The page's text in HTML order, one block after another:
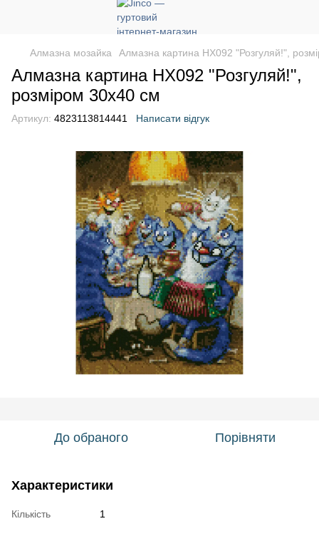
Алмазна мозайка Алмазна картина HX092 "Розгуляй!",
Алмазна картина HX092 "Розгуляй!",
розміром 30х40 см
Артикул: 4823113814441 Написати відгук
До обраного Порівняти
Характеристики
Кількість 1